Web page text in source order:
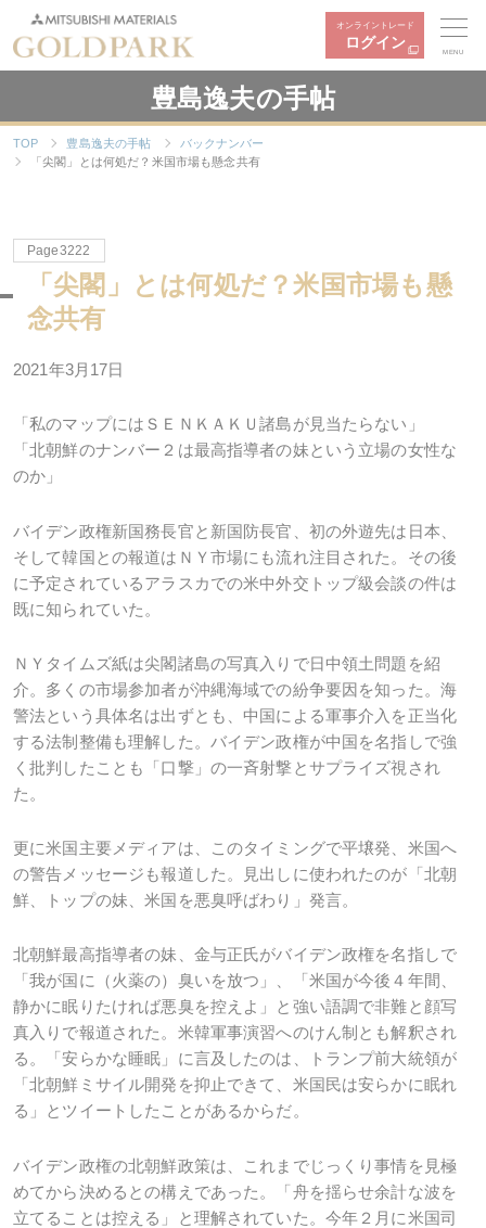
オンライントレード
ログイン
MENU
豊島逸夫の手帖
TOP 豊島逸夫の手帖
バックナンバー
「尖閣」とは何処だ？米国市場も懸念共有
Page3222
「尖閣」とは何処だ？米国市場も懸
念共有
2021年3月17日
「私のマップにはＳＥＮＫＡＫＵ諸島が見当たらない」
「北朝鮮のナンバー２は最高指導者の妹という立場の女性な
のか」
バイデン政権新国務長官と新国防長官、初の外遊先は日本、
そして韓国との報道はＮＹ市場にも流れ注目された。その後
に予定されているアラスカでの米中外交トップ級会談の件は
既に知られていた。
ＮＹタイムズ紙は尖閣諸島の写真入りで日中領土問題を紹
介。多くの市場参加者が沖縄海域での紛争要因を知った。海
警法という具体名は出ずとも、中国による軍事介入を正当化
する法制整備も理解した。バイデン政権が中国を名指しで強
く批判したことも「口撃」の一斉射撃とサプライズ視され
た。
更に米国主要メディアは、このタイミングで平壌発、米国へ
の警告メッセージも報道した。見出しに使われたのが「北朝
鮮、トップの妹、米国を悪臭呼ばわり」発言。
北朝鮮最高指導者の妹、金与正氏がバイデン政権を名指しで
「我が国に（火薬の）臭いを放つ」、「米国が今後４年間、
静かに眠りたければ悪臭を控えよ」と強い語調で非難と顔写
真入りで報道された。米韓軍事演習へのけん制とも解釈され
る。「安らかな睡眠」に言及したのは、トランプ前大統領が
「北朝鮮ミサイル開発を抑止できて、米国民は安らかに眠れ
る」とツイートしたことがあるからだ。
バイデン政権の北朝鮮政策は、これまでじっくり事情を見極
めてから決めるとの構えであった。「舟を揺らせ余計な波を
立てることは控える」と理解されていた。今年２月に米国司